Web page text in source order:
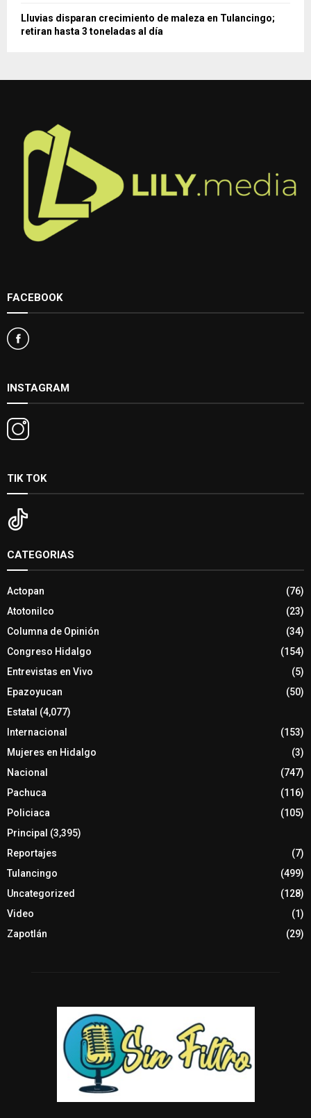
Lluvias disparan crecimiento de maleza en Tulancingo;
retiran hasta 3 toneladas al día
FACEBOOK
INSTAGRAM
TIK TOK
CATEGORIAS
Actopan
(76)
Atotonilco
(23)
Columna de Opinión
(34)
Congreso Hidalgo
(154)
Entrevistas en Vivo
(5)
Epazoyucan
(50)
Estatal (4,077)
Internacional
(153)
Mujeres en Hidalgo
(3)
Nacional
(747)
Pachuca
(116)
Policiaca
(105)
Principal (3,395)
Reportajes
(7)
Tulancingo
(499)
Uncategorized
(128)
Video
(1)
Zapotlán
(29)